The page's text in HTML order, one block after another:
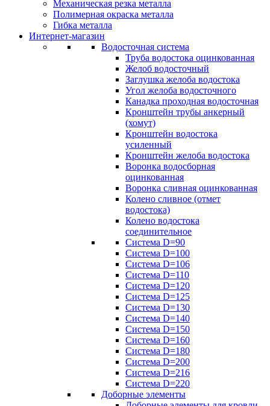
Механическая резка металла
Полимерная окраска металла
Гибка металла
Интернет-магазин
Водосточная система
Труба водостока оцинкованная
Желоб водосточный
Заглушка желоба водостока
Угол желоба водосточного
Канадка проходная водосточная
Кронштейн трубы анкерный
(хомут)
Кронштейн водостока
усиленный
Кронштейн желоба водостока
Воронка водосборная
оцинкованная
Воронка сливная оцинкованная
Колено сливное (отмет
водостока)
Колено водостока
соединительное
Система D=90
Система D=100
Система D=106
Система D=110
Система D=120
Система D=125
Система D=130
Система D=140
Система D=150
Система D=160
Система D=180
Система D=200
Система D=216
Система D=220
Доборные элементы